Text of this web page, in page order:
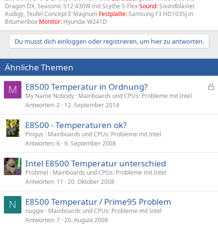
Dragon DX, Seasonic S12 430W mit Scythe S-FlexSound:Soundblaster
Audigy, Teufel Concept E Magnum Festplatte:Samsung F3 HD103SJ in
Bitumenbox Monitor: Hyundai W241D
Du musst dich einloggen oder registrieren, um hier zu antworten.
Ähnliche Themen
M
p
E8500 Temperatur in Ordnung?
My Name Nobody Mainboards und CPUs: Probleme mit Intel
Antworten 2 12. September 2014
E8500 - Temperaturen ok?
Pingus
Mainboards und CPUs: Probleme mit Intel
Antworten 6 9. September 2008
Intel E8500 Temperatur unterschied
Probmel
Mainboards und CPUs: Probleme mit Intel
Antworten 11 20. Oktober 2008
N E8500 Temperatur / Prime95 Problem
nuggie
Mainboards und CPUs: Probleme mit Intel
Antworten 7 20. August 2008